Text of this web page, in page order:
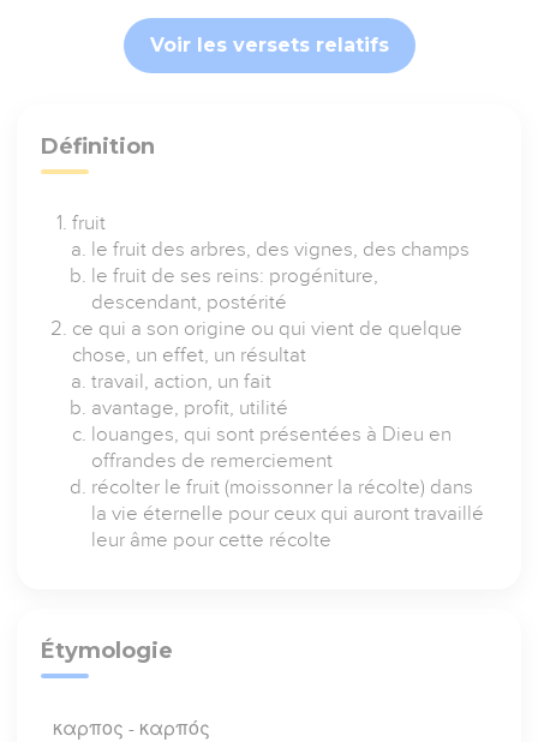
Voir les versets relatifs
Définition
fruit
le fruit des arbres, des vignes, des champs
le fruit de ses reins: progéniture,
descendant, postérité
ce qui a son origine ou qui vient de quelque
chose, un effet, un résultat
travail, action, un fait
avantage, profit, utilité
louanges, qui sont présentées à Dieu en
offrandes de remerciement
récolter le fruit (moissonner la récolte) dans
la vie éternelle pour ceux qui auront travaillé
leur âme pour cette récolte
Étymologie
καρπος - καρπός